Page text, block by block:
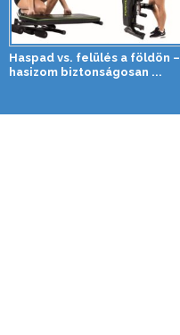
Haspad vs. felülés a földön –
hasizom biztonságosan ...